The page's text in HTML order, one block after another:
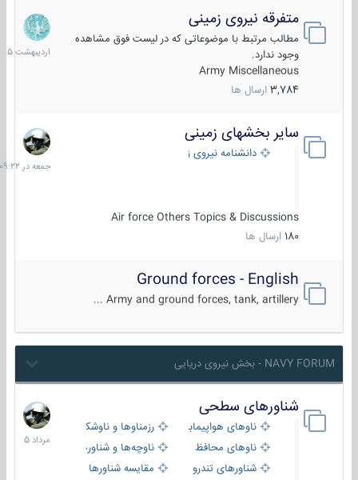
متفرقه نیروی زمینی
مطالب مرتبط با موضوعاتی که در لیست فوق مشاهده
وجود ندارد.
Army Miscellaneous
3,784 ارسال ها
27
1405
سایر بخشهای زمینی
دانشنامه نیروی زمینی
Air force Others Topics & Discussions
180 ارسال ها
جمعه
در
09:22
Ground forces - English
Army and ground forces, tank, artillery ...
NAVY FORUM - بخش نیروی دریایی
شناورهای سطحی
ناوهای هواپیمابر و بالگرد بررزمناوها و ناوشکن‌ها
ناوهای محافظ
ناوچه‌ها و شناورهای گشتی
شناورهای تندرو
مقایسه شناورها
2
مرداد
1405